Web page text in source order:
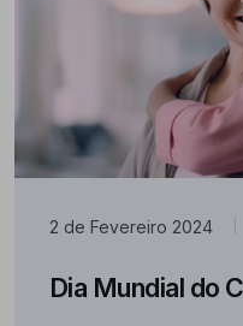
2 de Fevereiro 2024
Dia Mundial do